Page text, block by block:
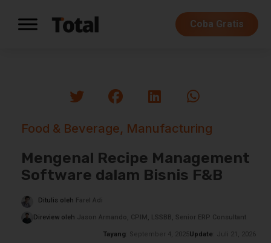
Coba Gratis
Food & Beverage, Manufacturing
Mengenal Recipe Management
Software dalam Bisnis F&B
Ditulis oleh Farel Adi
Direview oleh Jason Armando, CPIM, LSSBB, Senior ERP Consultant
Tayang : September 4, 2025Update : Juli 21, 2026